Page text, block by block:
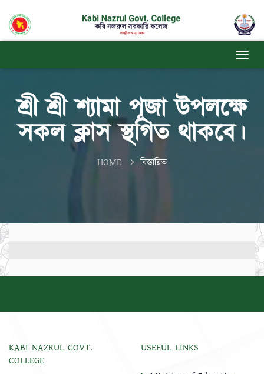
শ্রী শ্রী শ্যামা পূজা উপলক্ষে
সকল ক্লাস স্থগিত থাকবে।
HOME বিস্তারিত
KABI NAZRUL GOVT.
COLLEGE
USEFUL LINKS